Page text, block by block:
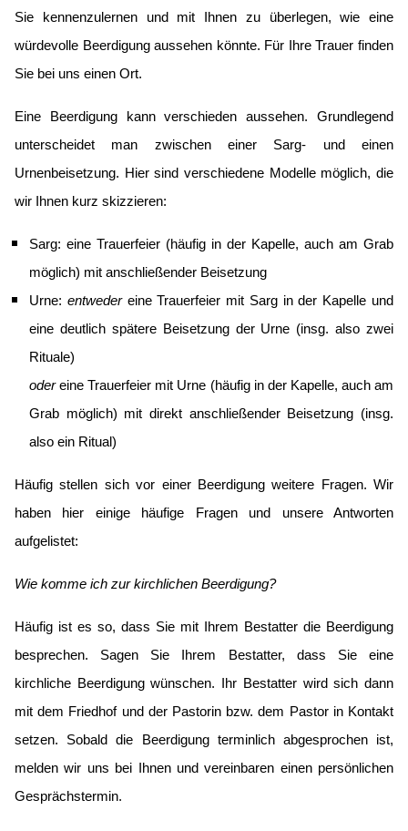
Sie kennenzulernen und mit Ihnen zu überlegen, wie eine
würdevolle Beerdigung aussehen könnte. Für Ihre Trauer finden
Sie bei uns einen Ort.
Eine Beerdigung kann verschieden aussehen. Grundlegend
unterscheidet man zwischen einer Sarg- und einen
Urnenbeisetzung. Hier sind verschiedene Modelle möglich, die
wir Ihnen kurz skizzieren:
Sarg: eine Trauerfeier (häufig in der Kapelle, auch am Grab
möglich) mit anschließender Beisetzung
Urne: entwedereine Trauerfeier mit Sarg in der Kapelle und
eine deutlich spätere Beisetzung der Urne (insg. also zwei
Rituale)
odereine Trauerfeier mit Urne (häufig in der Kapelle, auch am
Grab möglich) mit direkt anschließender Beisetzung (insg.
also ein Ritual)
Häufig stellen sich vor einer Beerdigung weitere Fragen. Wir
haben hier einige häufige Fragen und unsere Antworten
aufgelistet:
Wie komme ich zur kirchlichen Beerdigung?
Häufig ist es so, dass Sie mit Ihrem Bestatter die Beerdigung
besprechen. Sagen Sie Ihrem Bestatter, dass Sie eine
kirchliche Beerdigung wünschen. Ihr Bestatter wird sich dann
mit dem Friedhof und der Pastorin bzw. dem Pastor in Kontakt
setzen. Sobald die Beerdigung terminlich abgesprochen ist,
melden wir uns bei Ihnen und vereinbaren einen persönlichen
Gesprächstermin.